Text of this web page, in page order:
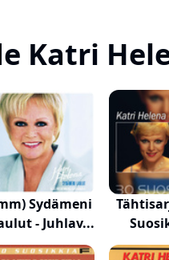
Katri
Sydämeni
- Juhlav...